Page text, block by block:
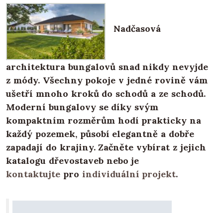
Nadčasová
architektura bungalovů snad nikdy nevyjde
z módy. Všechny pokoje v jedné rovině vám
ušetří mnoho kroků do schodů a ze schodů.
Moderní bungalovy se díky svým
kompaktním rozměrům hodí prakticky na
každý pozemek, působí elegantně a dobře
zapadají do krajiny. Začněte vybírat z jejich
katalogu dřevostaveb nebo je
kontaktujte pro individuální projekt.